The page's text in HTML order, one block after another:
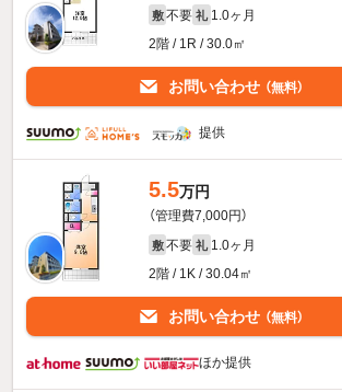
敷 不要 礼 1.0ヶ月
2階 / 1R / 30.0㎡
お問い合わせ （無料）
提供
5.5万円
（管理費7,000円）
敷 不要 礼 1.0ヶ月
2階 / 1K / 30.04㎡
お問い合わせ （無料）
ほか提供